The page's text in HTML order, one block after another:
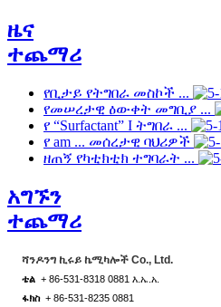
ዜና
ተጨማሪ
የቢታይ የትግበራ መስኮች ...
የመሠረታዊ ዕውቀት መግቢያ ...
የ “Surfactant” I ትግበራ ...
የ am ... መሰረታዊ ባህሪዎች
ዘጠኝ የካቲክቲክ ተግባራት ...
አግኙን
ተጨማሪ
ሻንዶንግ ኪሩይ ኬሚካሎች Co., Ltd.
ቴል + 86-531-8318 0881 እ.ኤ.አ.
ፋክስ+ 86-531-8235 0881